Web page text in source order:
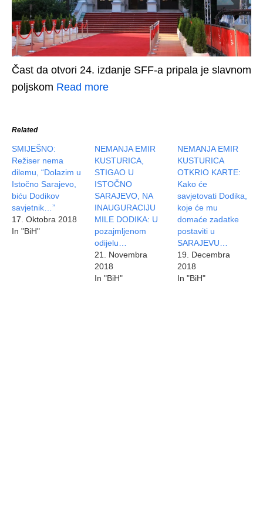
Čast da otvori 24. izdanje SFF-a pripala je slavnom
poljskom Read more
Related
SMIJEŠNO:
Režiser nema
dilemu, “Dolazim u
Istočno Sarajevo,
biću Dodikov
savjetnik…”
17. Oktobra 2018
In "BiH"
NEMANJA EMIR
KUSTURICA,
STIGAO U
ISTOČNO
SARAJEVO, NA
INAUGURACIJU
MILE DODIKA: U
pozajmljenom
odijelu…
21. Novembra
2018
In "BiH"
NEMANJA EMIR
KUSTURICA
OTKRIO KARTE:
Kako će
savjetovati Dodika,
koje će mu
domaće zadatke
postaviti u
SARAJEVU…
19. Decembra
2018
In "BiH"